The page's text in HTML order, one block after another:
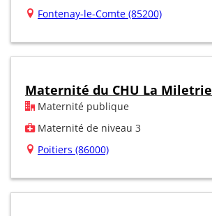
Fontenay-le-Comte (85200)
Maternité du CHU La Miletrie
Maternité publique
Maternité de niveau 3
Poitiers (86000)